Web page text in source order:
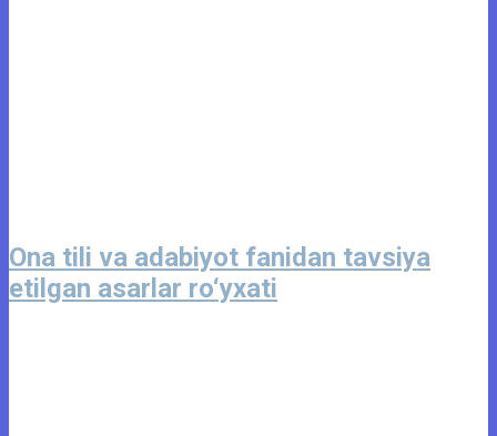
Ona tili va adabiyot fanidan tavsiya
etilgan asarlar ro‘yxati